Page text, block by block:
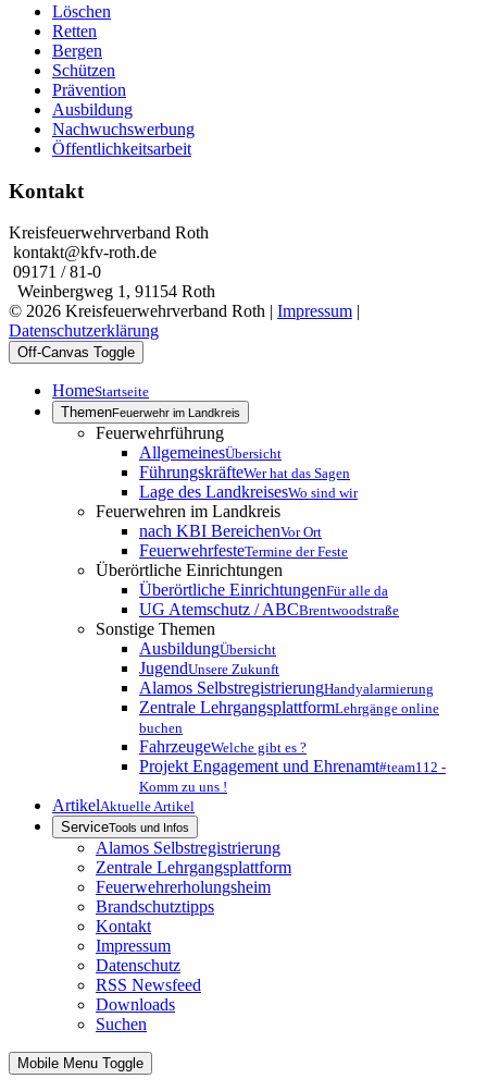
Löschen
Retten
Bergen
Schützen
Prävention
Ausbildung
Nachwuchswerbung
Öffentlichkeitsarbeit
Kontakt
Kreisfeuerwehrverband Roth
kontakt@kfv-roth.de
09171 / 81-0
Weinbergweg 1, 91154 Roth
© 2026 Kreisfeuerwehrverband Roth | Impressum |
Datenschutzerklärung
Off-Canvas Toggle
HomeStartseite
ThemenFeuerwehr im Landkreis
Feuerwehrführung
AllgemeinesÜbersicht
FührungskräfteWer hat das Sagen
Lage des LandkreisesWo sind wir
Feuerwehren im Landkreis
nach KBI BereichenVor Ort
FeuerwehrfesteTermine der Feste
Überörtliche Einrichtungen
Überörtliche EinrichtungenFür alle da
UG Atemschutz / ABCBrentwoodstraße
Sonstige Themen
AusbildungÜbersicht
JugendUnsere Zukunft
Alamos SelbstregistrierungHandyalarmierung
Zentrale LehrgangsplattformLehrgänge online
buchen
FahrzeugeWelche gibt es ?
Projekt Engagement und Ehrenamt#team112 -
Komm zu uns !
ArtikelAktuelle Artikel
ServiceTools und Infos
Alamos Selbstregistrierung
Zentrale Lehrgangsplattform
Feuerwehrerholungsheim
Brandschutztipps
Kontakt
Impressum
Datenschutz
RSS Newsfeed
Downloads
Suchen
Mobile Menu Toggle